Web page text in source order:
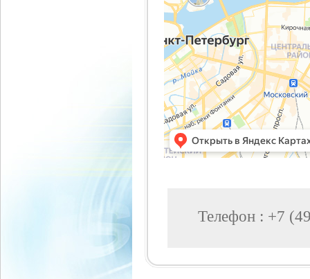
Телефон : +7